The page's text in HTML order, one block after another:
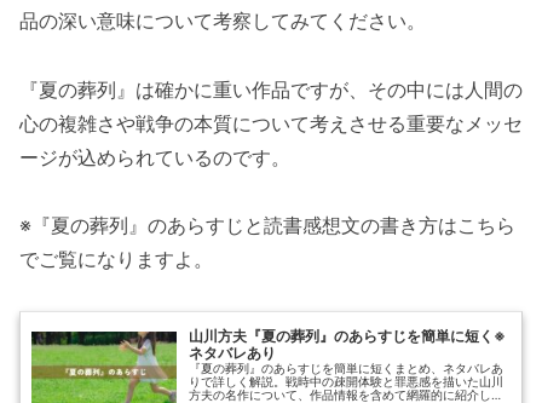
品の深い意味について考察してみてください。
『夏の葬列』は確かに重い作品ですが、その中には人間の
心の複雑さや戦争の本質について考えさせる重要なメッセ
ージが込められているのです。
※『夏の葬列』のあらすじと読書感想文の書き方はこちら
でご覧になりますよ。
山川方夫『夏の葬列』のあらすじを簡単に短く※
ネタバレあり
『夏の葬列』のあらすじを簡単に短くまとめ、ネタバレあ
りで詳しく解説。戦時中の疎開体験と罪悪感を描いた山川
方夫の名作について、作品情報を含めて網羅的に紹介しま